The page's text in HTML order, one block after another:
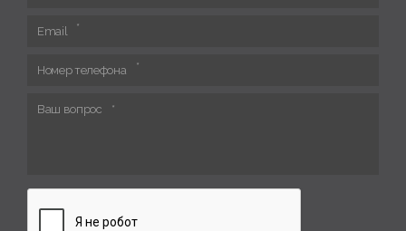
Email
Номер телефона
Ваш вопрос